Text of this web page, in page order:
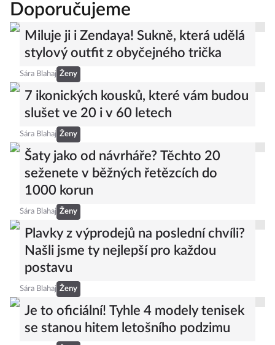
Doporučujeme
Miluje ji i Zendaya! Sukně, která udělá
stylový outfit z obyčejného trička
Sára Blahaj Ženy
7 ikonických kousků, které vám budou
slušet ve 20 i v 60 letech
Sára Blahaj Ženy
Šaty jako od návrháře? Těchto 20
seženete v běžných řetězcích do
1000 korun
Sára Blahaj Ženy
Plavky z výprodejů na poslední chvíli?
Našli jsme ty nejlepší pro každou
postavu
Sára Blahaj Ženy
Je to oficiální! Tyhle 4 modely tenisek
se stanou hitem letošního podzimu